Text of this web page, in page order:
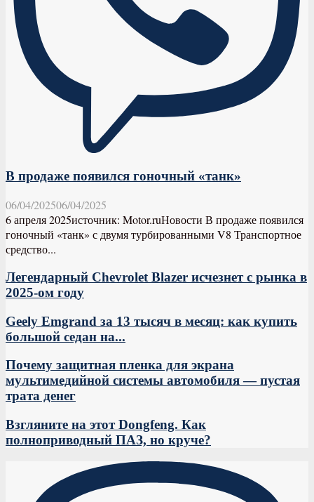
В продаже появился гоночный «танк»
06/04/202506/04/2025
6 апреля 2025источник: Motor.ruНовости В продаже появился
гоночный «танк» с двумя турбированными V8 Транспортное
средство...
Легендарный Chevrolet Blazer исчезнет с рынка в
2025-ом году
Geely Emgrand за 13 тысяч в месяц: как купить
большой седан на...
Почему защитная пленка для экрана
мультимедийной системы автомобиля — пустая
трата денег
Взгляните на этот Dongfeng. Как
полноприводный ПАЗ, но круче?